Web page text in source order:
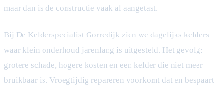
maar dan is de constructie vaak al aangetast.
Bij De Kelderspecialist Gorredijk zien we dagelijks kelders
waar klein onderhoud jarenlang is uitgesteld. Het gevolg:
grotere schade, hogere kosten en een kelder die niet meer
bruikbaar is. Vroegtijdig repareren voorkomt dat en bespaart